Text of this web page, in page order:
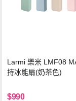
Larmi 樂米 LMF08
持冰能扇(奶茶色)
$990